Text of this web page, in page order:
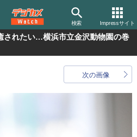
検索 Impressサイト
されたい…横浜市立金沢動物園の巻
次の画像